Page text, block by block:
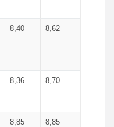
8,40 8,62
8,36 8,70
8,85 8,85